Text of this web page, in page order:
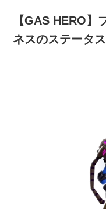
【GAS HERO】
ネスのステータ